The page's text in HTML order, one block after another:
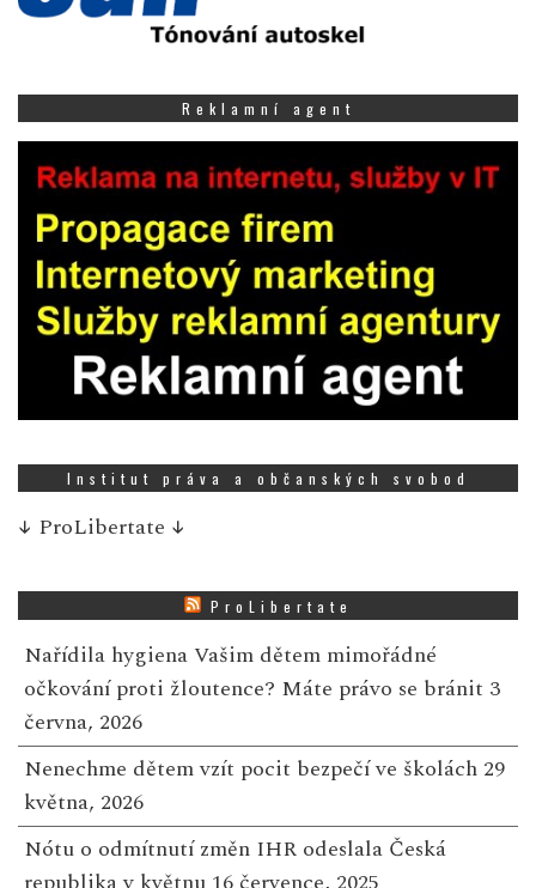
Reklamní agent
Institut práva a občanských svobod
↓ ProLibertate ↓
ProLibertate
Nařídila hygiena Vašim dětem mimořádné
očkování proti žloutence? Máte právo se bránit 3
června, 2026
Nenechme dětem vzít pocit bezpečí ve školách 29
května, 2026
Nótu o odmítnutí změn IHR odeslala Česká